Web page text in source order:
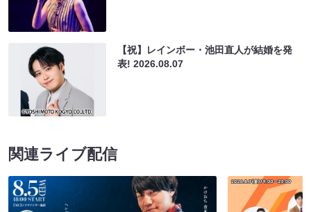
【祝】レインボー・池田直人が結婚を発
表!2026.08.07
関連ライブ配信